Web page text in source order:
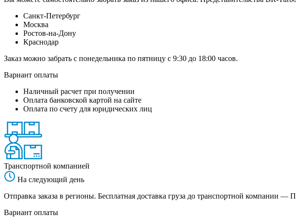
Санкт-Петербург
Москва
Ростов-на-Дону
Краснодар
Заказ можно забрать с понедельника по пятницу с 9:30 до 18:00 часов.
Вариант оплаты
Наличный расчет при получении
Оплата банковской картой на сайте
Оплата по счету для юридических лиц
Транспортной компанией
На следующий день
Отправка заказа в регионы. Бесплатная доставка груза до транспортной
Вариант оплаты